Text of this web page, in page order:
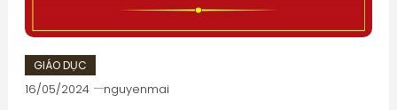
GIÁO DỤC
16/05/2024 nguyenmai